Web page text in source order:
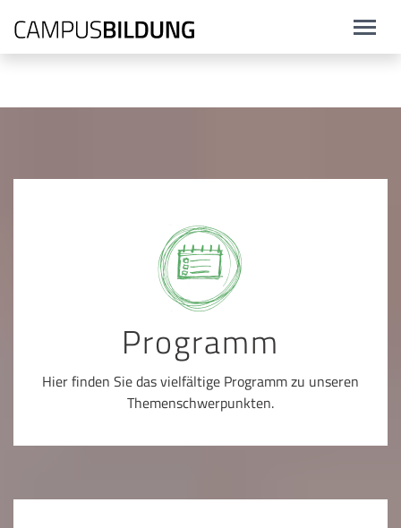
Programm
Hier finden Sie das vielfältige Programm zu unseren
Themenschwerpunkten.